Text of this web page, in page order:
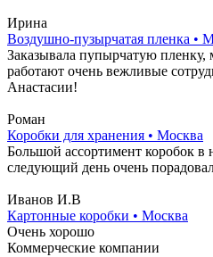
Ирина
Воздушно-пузырчатая пленка •
Заказывала пупырчатую
работают очень вежливые
Анастасии!
Роман
Коробки для хранения • Москва
Большой ассортимент коробок в
следующий день очень
Иванов И.В
Картонные коробки • Москва
Очень хорошо
Коммерческие компании